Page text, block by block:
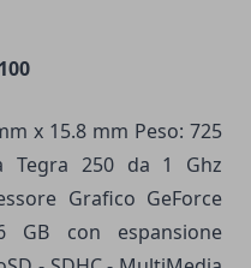
x 15.8 mm Peso: 725
Tegra 250 da 1 Ghz
Grafico GeForce
GB con espansione